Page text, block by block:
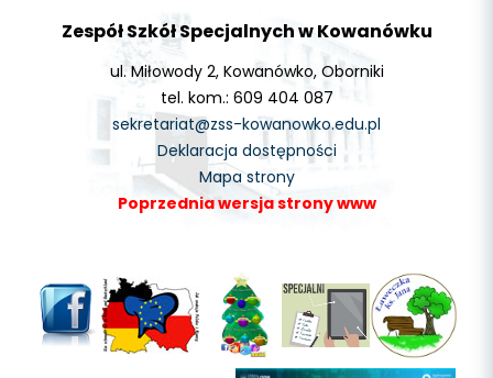
Zespół Szkół Specjalnych w Kowanówku
ul. Miłowody 2, Kowanówko, Oborniki
tel. kom.: 609 404 087
sekretariat@zss-kowanowko.edu.pl
Deklaracja dostępności
Mapa strony
Poprzednia wersja strony www